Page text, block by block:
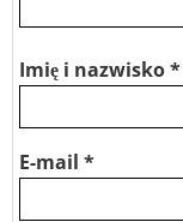
Imię i nazwisko*
E-mail *